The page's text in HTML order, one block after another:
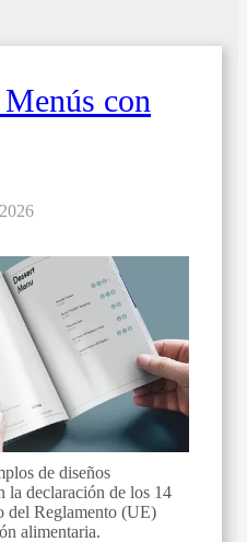
con
de diseños
la declaración de los 14
del Reglamento (UE)
alimentaria.